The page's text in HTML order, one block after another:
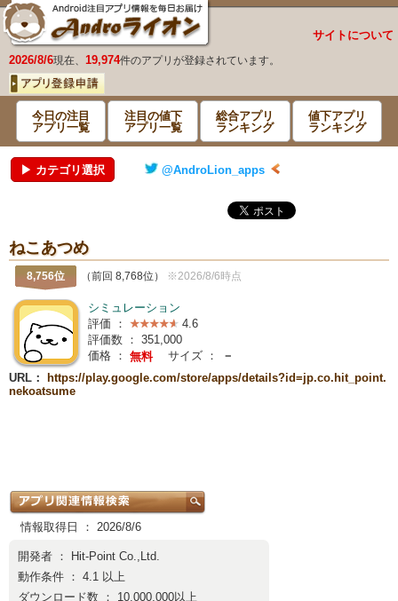
サイトについて
2026/8/6現在、 19,974件のアプリが登録されています。
今日の注目
アプリ一覧
注目の値下
アプリ一覧
総合アプリ
ランキング
値下アプリ
ランキング
▶ カテゴリ選択 @AndroLion_apps
ねこあつめ
8,756位 （前回 8,768位） ※2026/8/6時点
シミュレーション
評価 ：
4.6
評価数 ： 351,000
価格 ： 無料 サイズ ：
－
URL：
https://play.google.com/store/apps/details?id=jp.co.hit_point.
nekoatsume
情報取得日 ： 2026/8/6
開発者 ：
Hit-Point Co.,Ltd.
動作条件 ： 4.1 以上
ダウンロード数 ： 10,000,000以上